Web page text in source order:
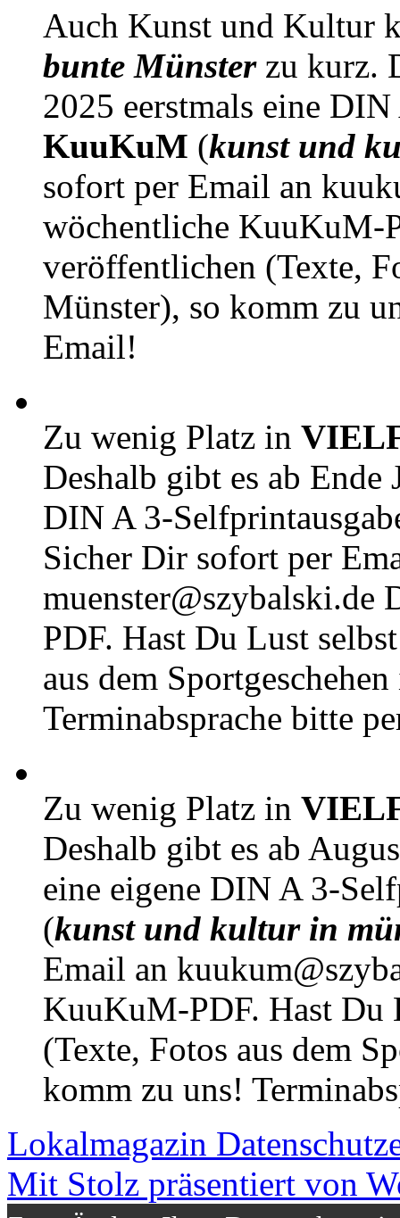
Auch Kunst und Kultur
bunte Münsterzu kurz.
2025 eerstmals eine
KuuKuM (kunst und
sofort per Email an
wöchentliche KuuKuM-
veröffentlichen (Texte,
Münster), so komm zu
Email!
Zu wenig Platz in
Deshalb gibt es ab Ende
DIN A 3-
Sicher Dir sofort per
muenster@szybalski.de
PDF. Hast Du Lust
aus dem
Terminabsprache bitte
Zu wenig Platz in
Deshalb gibt es ab
eine eigene DIN A 3-
(kunst und kultur in
Email an
KuuKuM-PDF. Hast Du
(Texte, Fotos aus dem
komm zu uns!
Lokalmagazin
Mit Stolz präsentiert von